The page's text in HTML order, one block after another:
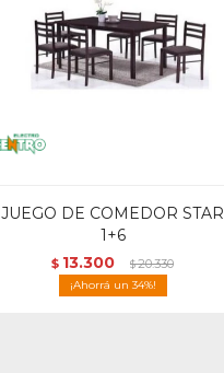
JUEGO DE COMEDOR STAR
1+6
$ 13.300 $20.330
34